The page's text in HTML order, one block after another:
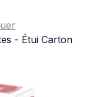
- Étui Carton